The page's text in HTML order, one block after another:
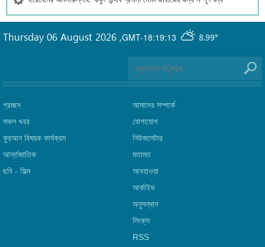
GMT-18:19:13 8.99°
Thursday 06 August 2026 ,
প্রচ্ছদ
সকল খবর
কুরআন বিষয়ক কার্যক্রম
আর্ন্তজাতিক
ছবি‎ - ফিল্ম
আমাদের সম্পর্কে
যোগাযোগ
নিউজলেটার
মতামত
আবহাওয়া
আর্কাইভ
অনুসন্ধান
লিংক্‌স
RSS